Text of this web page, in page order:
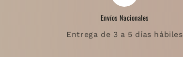
Envíos Nacionales
Entrega de 3 a 5 días hábiles